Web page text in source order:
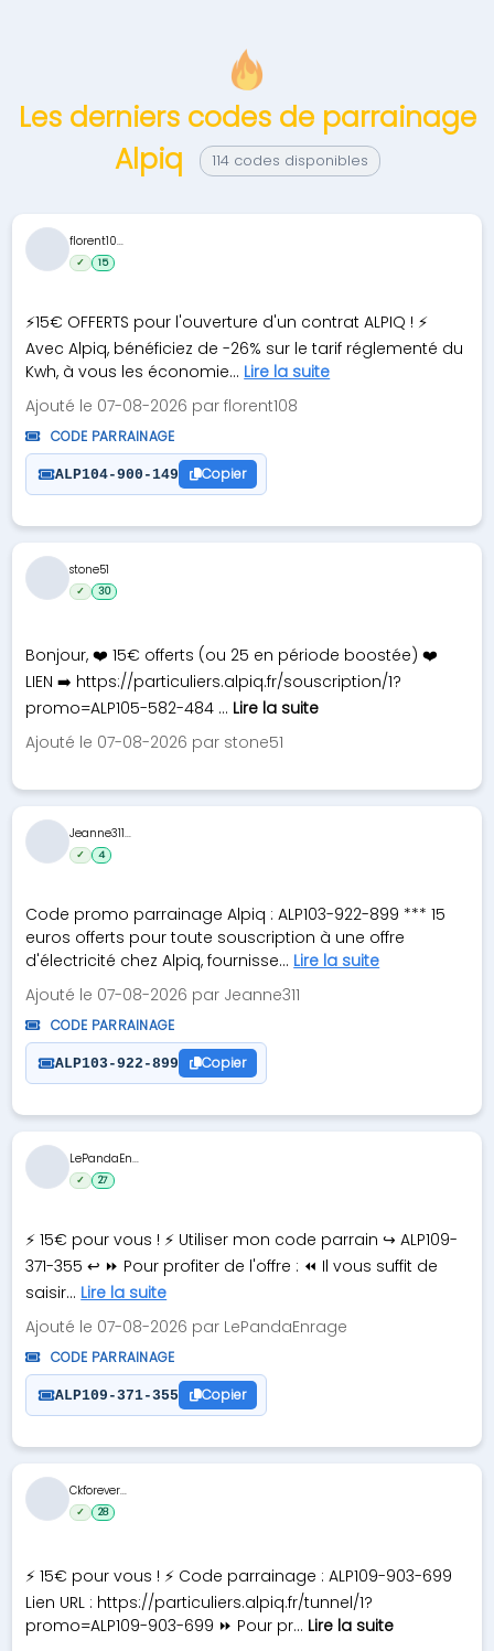
Les derniers codes de parrainage
Alpiq
114 codes disponibles
⚡15€ OFFERTS pour l'ouverture d'un contrat ALPIQ ! ⚡
Avec Alpiq, bénéficiez de -26% sur le tarif réglementé du
Kwh, à vous les économie... Lire la suite
Ajouté le 07-08-2026 par florent108
CODE PARRAINAGE
ALP104-900-149 Copier
florent10...
✓ 15
Bonjour, ❤️ 15€ offerts (ou 25 en période boostée) ❤️
LIEN ➡️ https://particuliers.alpiq.fr/souscription/1?
promo=ALP105-582-484 ... Lire la suite
Ajouté le 07-08-2026 par stone51
stone51
✓ 30
Code promo parrainage Alpiq : ALP103-922-899 *** 15
euros offerts pour toute souscription à une offre
d'électricité chez Alpiq, fournisse... Lire la suite
Ajouté le 07-08-2026 par Jeanne311
CODE PARRAINAGE
ALP103-922-899 Copier
Jeanne311...
✓ 4
⚡ 15€ pour vous ! ⚡ Utiliser mon code parrain ↪️ ALP109-
371-355 ↩️ ⏩ Pour profiter de l'offre : ⏪️ Il vous suffit de
saisir... Lire la suite
Ajouté le 07-08-2026 par LePandaEnrage
CODE PARRAINAGE
ALP109-371-355 Copier
LePandaEn...
✓ 27
⚡ 15€ pour vous ! ⚡ Code parrainage : ALP109-903-699
Lien URL : https://particuliers.alpiq.fr/tunnel/1?
promo=ALP109-903-699 ⏩ Pour pr... Lire la suite
Ckforever...
✓ 28